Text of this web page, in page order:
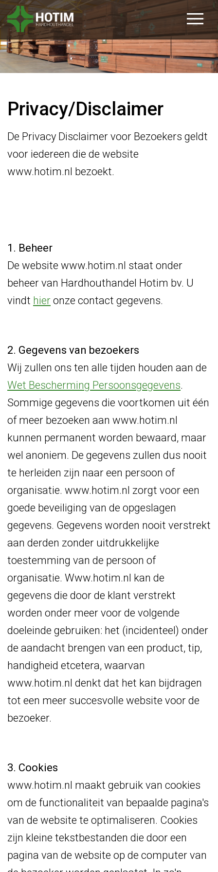
Privacy/Disclaimer
De Privacy Disclaimer voor Bezoekers geldt
voor iedereen die de website
www.hotim.nl bezoekt.
1. Beheer
De website www.hotim.nl staat onder
beheer van Hardhouthandel Hotim bv. U
vindt hier onze contact gegevens.
2. Gegevens van bezoekers
Wij zullen ons ten alle tijden houden aan de
Wet Bescherming Persoonsgegevens.
Sommige gegevens die voortkomen uit één
of meer bezoeken aan www.hotim.nl
kunnen permanent worden bewaard, maar
wel anoniem. De gegevens zullen dus nooit
te herleiden zijn naar een persoon of
organisatie. www.hotim.nl zorgt voor een
goede beveiliging van de opgeslagen
gegevens. Gegevens worden nooit verstrekt
aan derden zonder uitdrukkelijke
toestemming van de persoon of
organisatie. Www.hotim.nl kan de
gegevens die door de klant verstrekt
worden onder meer voor de volgende
doeleinde gebruiken: het (incidenteel) onder
de aandacht brengen van een product, tip,
handigheid etcetera, waarvan
www.hotim.nl denkt dat het kan bijdragen
tot een meer succesvolle website voor de
bezoeker.
3. Cookies
www.hotim.nl maakt gebruik van cookies
om de functionaliteit van bepaalde pagina's
van de website te optimaliseren. Cookies
zijn kleine tekstbestanden die door een
pagina van de website op de computer van